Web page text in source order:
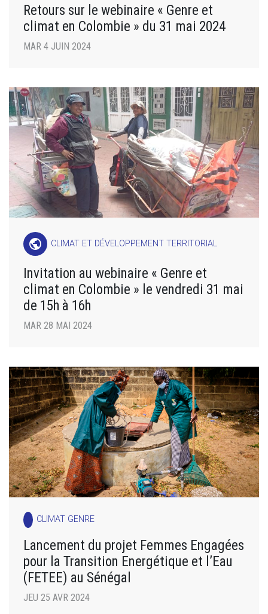
Retours sur le webinaire « Genre et
climat en Colombie » du 31 mai 2024
MAR 4 JUIN 2024
public CLIMAT ET DÉVELOPPEMENT TERRITORIAL
Invitation au webinaire « Genre et
climat en Colombie » le vendredi 31 mai
de 15h à 16h
MAR 28 MAI 2024
CLIMAT GENRE
Lancement du projet Femmes Engagées
pour la Transition Energétique et l’Eau
(FETEE) au Sénégal
JEU 25 AVR 2024